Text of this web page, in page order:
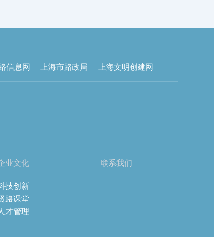
信息网 上海市路政局 上海文明创建网
业文化
技创新
路课堂
人才管理
联系我们